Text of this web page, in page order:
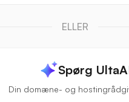
ELLER
Spørg
Din domæne- og